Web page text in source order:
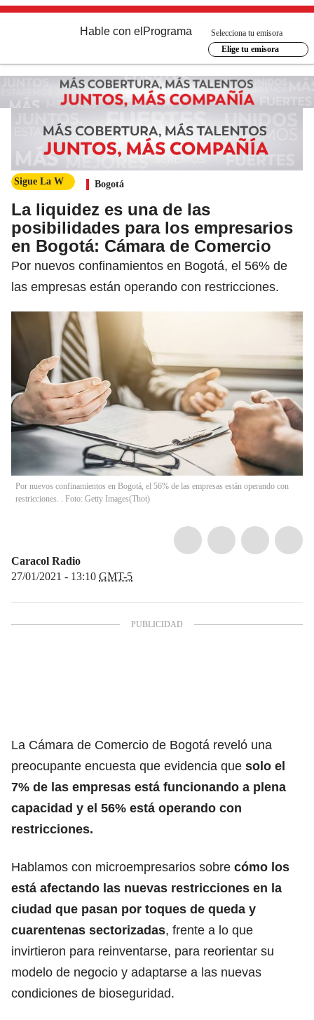
Hable con el Programa
Selecciona tu emisora
Elige tu emisora
Sigue La W Bogotá
La liquidez es una de las
posibilidades para los empresarios
en Bogotá: Cámara de Comercio
Por nuevos confinamientos en Bogotá, el 56% de
las empresas están operando con restricciones.
Por nuevos confinamientos en Bogotá, el 56% de las empresas están operando con
restricciones. . Foto: Getty Images(Thot)
Caracol Radio
27/01/2021 - 13:10 GMT-5
La Cámara de Comercio de Bogotá reveló una
preocupante encuesta que evidencia que solo el
7% de las empresas está funcionando a plena
capacidad y el 56% está operando con
restricciones.
Hablamos con microempresarios sobre cómo los
está afectando las nuevas restricciones en la
ciudad que pasan por toques de queda y
cuarentenas sectorizadas, frente a lo que
invirtieron para reinventarse, para reorientar su
modelo de negocio y adaptarse a las nuevas
condiciones de bioseguridad.